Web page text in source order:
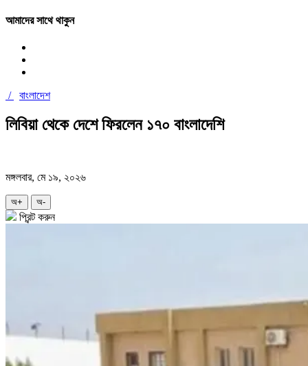
আমাদের সাথে থাকুন
/ বাংলাদেশ
লিবিয়া থেকে দেশে ফিরলেন ১৭০ বাংলাদেশি
মঙ্গলবার, মে ১৯, ২০২৬
অ+ অ-
প্রিন্ট করুন